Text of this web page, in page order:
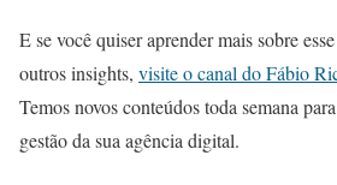
E se você quiser aprender mais sobre
outros insights, visite o canal do Fábio
Temos novos conteúdos toda semana
gestão da sua agência digital.